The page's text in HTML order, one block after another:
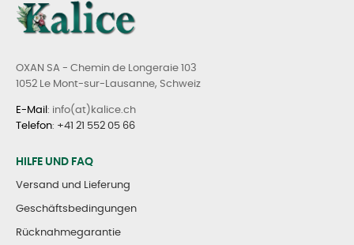
OXAN SA - Chemin de Longeraie 103
1052 Le Mont-sur-Lausanne, Schweiz
E-Mail : info(at)kalice.ch
Telefon: +41 21 552 05 66
HILFE UND FAQ
Versand und Lieferung
Geschäftsbedingungen
Rücknahmegarantie